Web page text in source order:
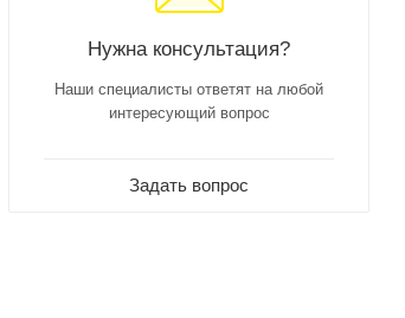
Нужна консультация?
Наши специалисты ответят на любой
интересующий вопрос
Задать вопрос